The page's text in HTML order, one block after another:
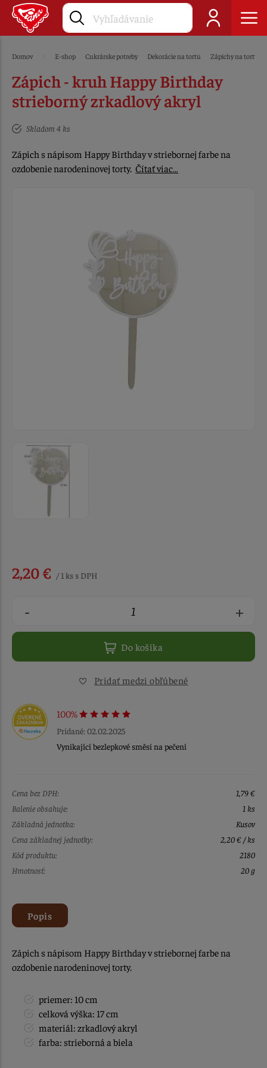
Domov E-shop Cukrárske potreby Dekorácie na tortu Zápichy na tortu
Zápich - kruh Happy Birthday
strieborný zrkadlový akryl
Skladom 4 ks
Zápich s nápisom Happy Birthday v striebornej farbe na
ozdobenie narodeninovej torty. Čítať viac…
2,20 € / 1 ks s DPH
- +
Do košíka
Pridať medzi obľúbené
100%
Pridané: 02.02.2025
Vynikající bezlepkové směsi na pečení
Cena bez DPH:
1,79 €
Balenie obsahuje:
1 ks
Základná jednotka:
Kusov
Cena základnej jednotky:
2,20 € / ks
Kód produktu:
2180
Hmotnosť:
20 g
Popis
Zápich s nápisom Happy Birthday v striebornej farbe na
ozdobenie narodeninovej torty.
priemer: 10 cm
celková výška: 17 cm
materiál: zrkadlový akryl
farba: strieborná a biela